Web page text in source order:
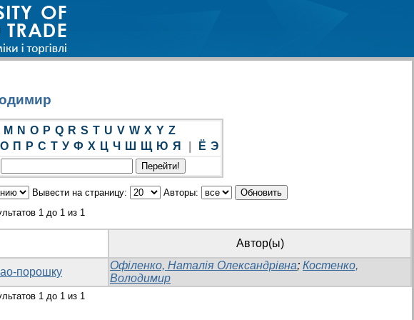
M N O P Q R S T U V W X Y Z
О П Р С Т У Ф Х Ц Ч Ш Щ Ю Я Ё Э
Вывести на страницу:
Авторы:
1 до 1 из 1
Автор(ы)
порошку
Офіленко, Наталія Олександрівна; Костенко,
Володимир
1 до 1 из 1